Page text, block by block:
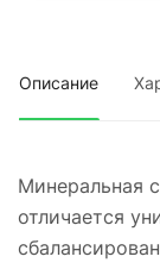
Описание
Минеральная
отличается